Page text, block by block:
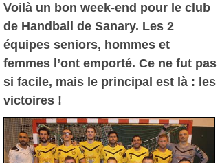
Voilà un bon week-end pour le club
de Handball de Sanary. Les 2
équipes seniors, hommes et
femmes l’ont emporté. Ce ne fut pas
si facile, mais le principal est là : les
victoires !